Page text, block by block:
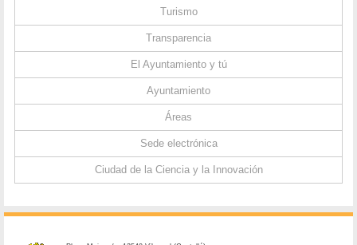
Turismo
Transparencia
El Ayuntamiento y tú
Ayuntamiento
Áreas
Sede electrónica
Ciudad de la Ciencia y la Innovación